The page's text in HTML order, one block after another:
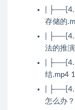
|
存储的
|
法的推
|
结.mp4
|
怎么办